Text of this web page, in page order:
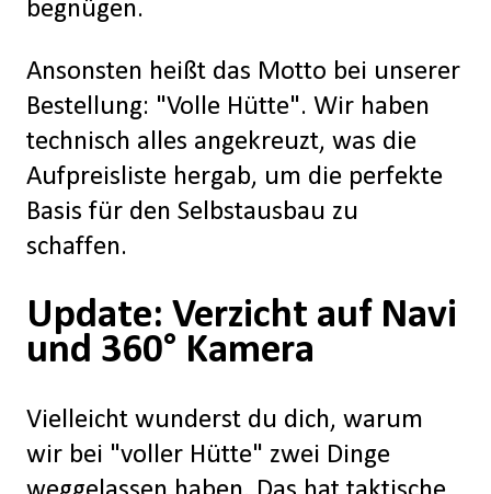
begnügen.
Ansonsten heißt das Motto bei unserer
Bestellung: "Volle Hütte". Wir haben
technisch alles angekreuzt, was die
Aufpreisliste hergab, um die perfekte
Basis für den Selbstausbau zu
schaffen.
Update: Verzicht auf Navi
und 360° Kamera
Vielleicht wunderst du dich, warum
wir bei "voller Hütte" zwei Dinge